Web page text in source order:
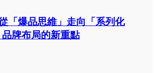
「爆品思維」走向「系列化
牌布局的新重點